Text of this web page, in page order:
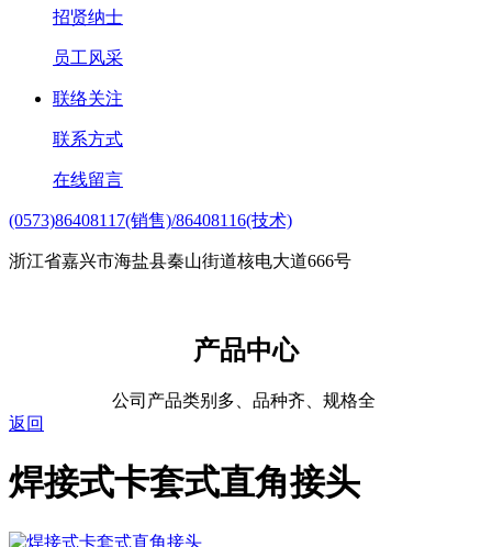
招贤纳士
员工风采
联络关注
联系方式
在线留言
(0573)86408117(销售)/86408116(技术)
浙江省嘉兴市海盐县秦山街道核电大道666号
产品中心
公司产品类别多、品种齐、规格全
返回
焊接式卡套式直角接头